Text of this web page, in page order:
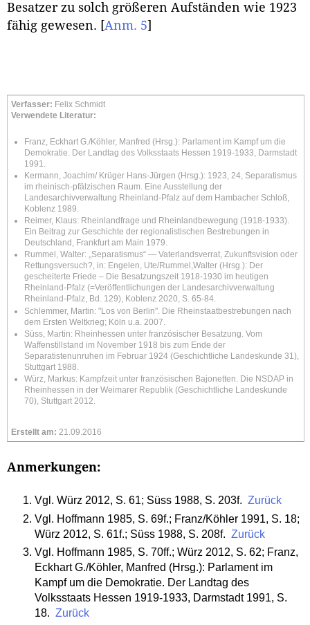
Besatzer zu solch größeren Aufständen wie 1923
fähig gewesen. [Anm. 5]
Verfasser: Felix Schmidt
Verwendete Literatur:
Franz, Eckhart G./Köhler, Manfred (Hrsg.): Parlament im Kampf um die
Demokratie. Der Landtag des Volksstaats Hessen 1919-1933, Darmstadt
1991.
Kermann, Joachim/ Krüger Hans-Jürgen (Hrsg.): 1923, 24, Separatismus
im rheinisch-pfälzischen Raum. Eine Ausstellung der
Landesarchivverwaltung Rheinland-Pfalz auf dem Hambacher Schloß,
Koblenz 1989.
Reimer, Klaus: Rheinlandfrage und Rheinlandbewegung (1918-1933).
Ein Beitrag zur Geschichte der regionalistischen Bestrebungen in
Deutschland, Frankfurt am Main 1979.
Rummel, Walter: „Separatismus“ — Vaterlandsverrat, Zukunftsvision oder
Rettungsversuch?, in: Engelen, Ute/Rummel,Walter (Hrsg.): Der
gescheiterte Friede – Die Besatzungszeit 1918-1930 im heutigen
Rheinland-Pfalz (=Veröffentlichungen der Landesarchivverwaltung
Rheinland-Pfalz, Bd. 129), Koblenz 2020, S. 65-84.
Schlemmer, Martin: "Los von Berlin". Die Rheinstaatbestrebungen nach
dem Ersten Weltkrieg; Köln u.a. 2007.
Süss, Martin:Rheinhessen unter französischer Besatzung. Vom
Waffenstillstand im November 1918 bis zum Ende der
Separatistenunruhen im Februar 1924 (Geschichtliche Landeskunde 31),
Stuttgart 1988.
Würz, Markus: Kampfzeit unter französischen Bajonetten. Die NSDAP in
Rheinhessen in der Weimarer Republik (Geschichtliche Landeskunde
70), Stuttgart 2012.
Erstellt am: 21.09.2016
Anmerkungen:
Vgl. Würz 2012, S. 61; Süss 1988, S. 203f. Zurück
Vgl. Hoffmann 1985, S. 69f.; Franz/Köhler 1991, S. 18;
Würz 2012, S. 61f.; Süss 1988, S. 208f. Zurück
Vgl. Hoffmann 1985, S. 70ff.; Würz 2012, S. 62; Franz,
Eckhart G./Köhler, Manfred (Hrsg.): Parlament im
Kampf um die Demokratie. Der Landtag des
Volksstaats Hessen 1919-1933, Darmstadt 1991, S.
18. Zurück